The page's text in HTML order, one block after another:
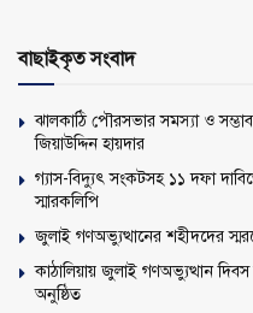
বাছাইকৃত সংবাদ
ঝালকাঠি পৌরসভার সমস্যা ও
জিয়াউদ্দিন হায়দার
গ্যাস-বিদ্যুৎ সংকটসহ ১১ দফা
স্মারকলিপি
জুলাই গণঅভ্যুত্থানের শহীদদের
কাঠালিয়ায় জুলাই গণঅভ্যুত্থান
অনুষ্ঠিত